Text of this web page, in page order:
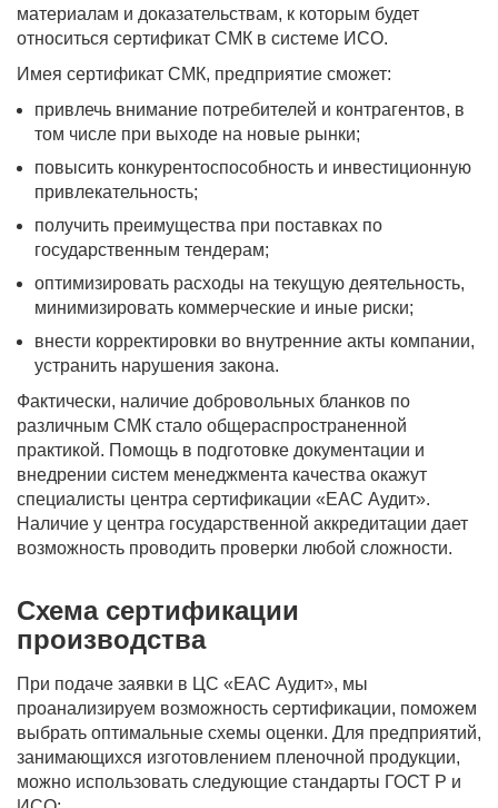
материалам и доказательствам, к которым будет
относиться сертификат СМК в системе ИСО.
Имея сертификат СМК, предприятие сможет:
привлечь внимание потребителей и контрагентов, в
том числе при выходе на новые рынки;
повысить конкурентоспособность и инвестиционную
привлекательность;
получить преимущества при поставках по
государственным тендерам;
оптимизировать расходы на текущую деятельность,
минимизировать коммерческие и иные риски;
внести корректировки во внутренние акты компании,
устранить нарушения закона.
Фактически, наличие добровольных бланков по
различным СМК стало общераспространенной
практикой. Помощь в подготовке документации и
внедрении систем менеджмента качества окажут
специалисты центра сертификации «ЕАС Аудит».
Наличие у центра государственной аккредитации дает
возможность проводить проверки любой сложности.
Схема сертификации
производства
При подаче заявки в ЦС «ЕАС Аудит», мы
проанализируем возможность сертификации, поможем
выбрать оптимальные схемы оценки. Для предприятий,
занимающихся изготовлением пленочной продукции,
можно использовать следующие стандарты ГОСТ Р и